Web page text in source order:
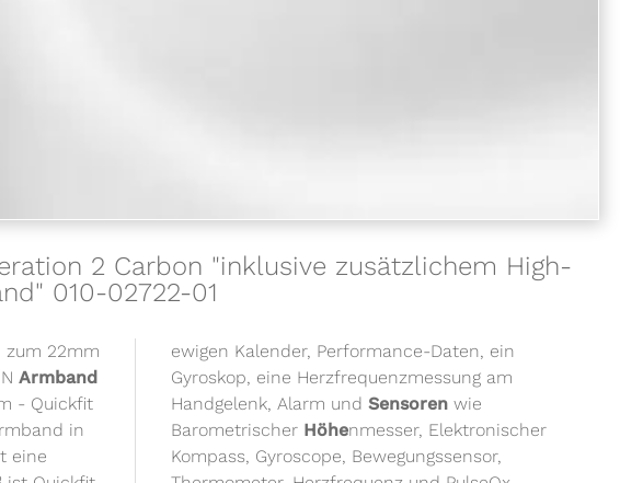
2 Carbon "inklusive zusätzlichem High-
010-02722-01
zum 22mm
Armband
- Quickfit
in
eine
ewigen Kalender, Performance-Daten, ein
Gyroskop, eine Herzfrequenzmessung am
Handgelenk, Alarm und Sensorenwie
Barometrischer Höhenmesser, Elektronischer
Kompass, Gyroscope, Bewegungssensor,